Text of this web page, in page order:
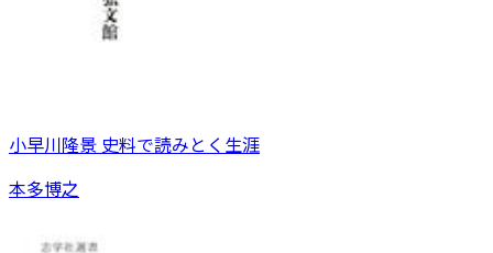
小早川隆景 史料で読みとく生涯
本多博之